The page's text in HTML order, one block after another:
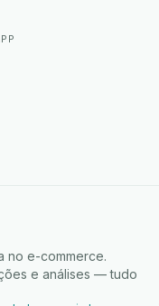
no e-commerce.
e análises — tudo